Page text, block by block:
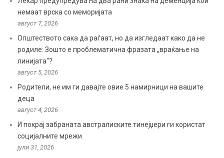
немаат врска со меморијата
август 7, 2026
Општеството сака да раѓаат, но да изгледаат како да не
родиле: Зошто е проблематична фразата „враќање на
линијата“?
август 5, 2026
Родители, не им ги давајте овие 5 намирници на вашите
деца
август 4, 2026
И покрај забраната австралиските тинејџери ги користат
социјалните мрежи
јули 31, 2026